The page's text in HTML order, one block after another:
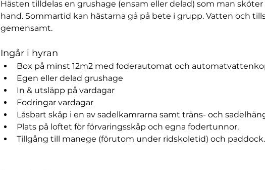
Hästen tilldelas en grushage (ensam eller delad) som man sköter
hand. Sommartid kan hästarna gå på bete i grupp. Vatten och
gemensamt.
Ingår i hyran
Box på minst 12m2 med foderautomat och
Egen eller delad grushage
In & utsläpp på vardagar
Fodringar vardagar
Låsbart skåp i en av sadelkamrarna samt träns- och
Plats på loftet för förvaringsskåp och egna fodertunnor.
Tillgång till manege (förutom under ridskoletid) och paddock.